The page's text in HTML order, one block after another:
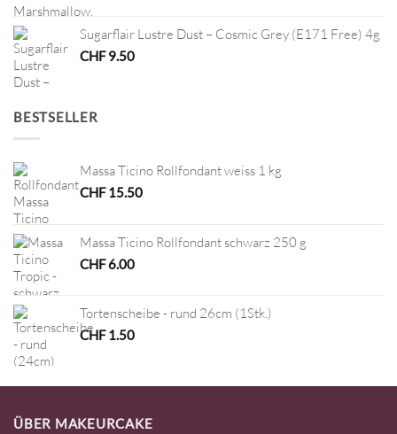
Sugarflair Lustre Dust – Cosmic Grey (E171 Free) 4g
CHF9.50
BESTSELLER
Massa Ticino Rollfondant weiss 1 kg
CHF15.50
Massa Ticino Rollfondant schwarz 250 g
CHF6.00
Tortenscheibe - rund 26cm (1Stk.)
CHF1.50
ÜBER MAKEURCAKE